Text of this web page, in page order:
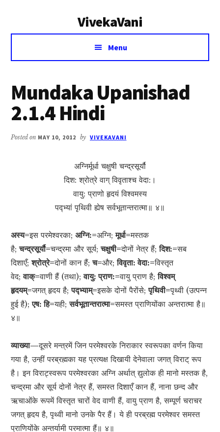
VivekaVani
Voice
Vivekananda
Menu
Mundaka Upanishad
2.1.4 Hindi
Posted on MAY 10, 2012 by VIVEKAVANI
अग्निर्मूर्धा चक्षुषी चन्द्रसूर्यौ
दिश: श्रोत्रे वाग् विवृताश्च वेदा:।
वायु: प्राणो हृदयं विश्वमस्य
पद्‍भ्यां पृथिवी ह्येष सर्वभूतान्तरात्मा॥ ४॥
अस्य=इस परमेश्वरका;अग्नि:=अग्नि;मूर्धा=मस्तक
है;चन्द्रसूर्यौ=चन्द्रमा और सूर्य;चक्षुषी=दोनों नेत्र हैं;दिश:=सब
दिशाएँ;श्रोत्रे=दोनों कान हैं;च=और;विवृता: वेदा:=विस्तृत
वेद;वाक्=वाणी हैं (तथा);वायु: प्राण:=वायु प्राण है;विश्वम्
हृदयम्=जगत् हृदय है;पद्‍भ्याम्=इसके दोनों पैरोंसे;पृथिवी=पृथ्वी (उत्पन्न
हुई है);एष: हि=यही;सर्वभूतान्तरात्मा=समस्त प्राणियोंका अन्तरात्मा है॥
४॥
व्याख्या—दूसरे मन्त्रमें जिन परमेश्वरके निराकार स्वरूपका वर्णन किया
गया है, उन्हीं परब्रह्मका यह प्रत्यक्ष दिखायी देनेवाला जगत् विराट् रूप
है। इन विराट्स्वरूप परमेश्वरका अग्नि अर्थात् द्युलोक ही मानो मस्तक है,
चन्द्रमा और सूर्य दोनों नेत्र हैं, समस्त दिशाएँ कान हैं, नाना छन्द और
ऋचाओंके रूपमें विस्तृत चारों वेद वाणी हैं, वायु प्राण है, सम्पूर्ण चराचर
जगत् हृदय है, पृथ्वी मानो उनके पैर हैं। ये ही परब्रह्म परमेश्वर समस्त
प्राणियोंके अन्तर्यामी परमात्मा हैं॥ ४॥